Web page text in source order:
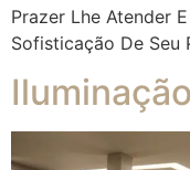
Prazer Lhe Atender
Sofisticação De Seu